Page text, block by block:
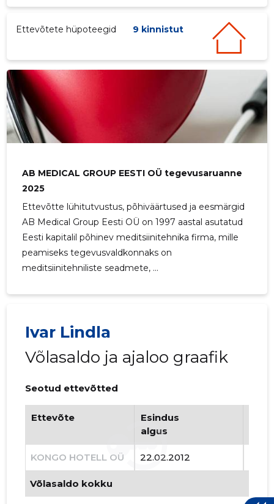
Ettevõtete hüpoteegid 9 kinnistut
AB MEDICAL GROUP EESTI OÜ tegevusaruanne
2025
Ettevõtte lühitutvustus, põhiväärtused ja eesmärgid
AB Medical Group Eesti OÜ on 1997 aastal asutatud
Eesti kapitalil põhinev meditsiinitehnika firma, mille
peamiseks tegevusvaldkonnaks on
meditsiinitehniliste seadmete, ...
Ivar Lindla
Võlasaldo ja ajaloo graafik
Seotud ettevõtted
Ettevõte
Esindus
algus
KONGO HOTELL OÜ 22.02.2012
Võlasaldo kokku